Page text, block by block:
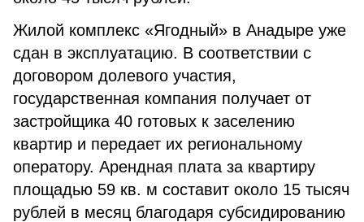
Жилой комплекс «Ягодный» в Анадыре уже
сдан в эксплуатацию. В соответствии с
договором долевого участия,
государственная компания получает от
застройщика 40 готовых к заселению
квартир и передает их региональному
оператору. Арендная плата за квартиру
площадью 59 кв. м составит около 15 тысяч
рублей в месяц благодаря субсидированию